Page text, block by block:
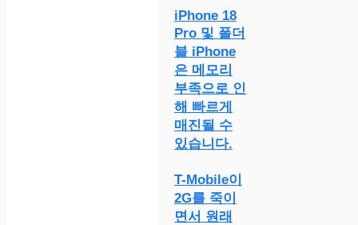
iPhone 18
Pro 및 폴더
블 iPhone
은 메모리
부족으로 인
해 빠르게
매진될 수
있습니다.
T-Mobile이
2G를 죽이
면서 원래